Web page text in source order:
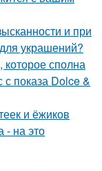
и при
украшений?
сполна
показа Dolce &
и ёжиков
- на это